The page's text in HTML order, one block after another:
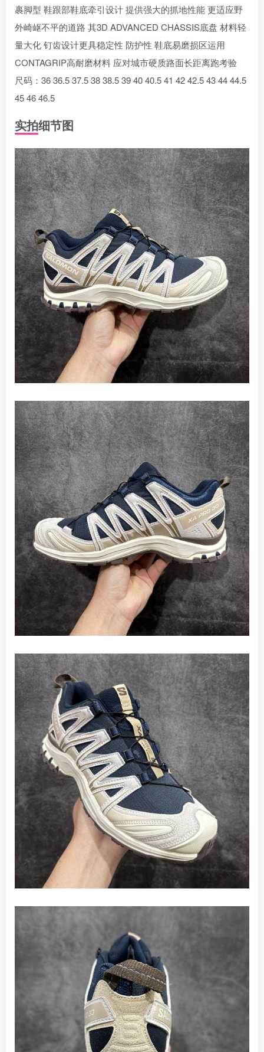
裹脚型 鞋跟部鞋底牵引设计 提供强大的抓地性能 更适应野
外崎岖不平的道路 其3D ADVANCED CHASSIS底盘 材料轻
量大化 钉齿设计更具稳定性 防护性 鞋底易磨损区运用
CONTAGRIP高耐磨材料 应对城市硬质路面长距离跑考验
尺码：36 36.5 37.5 38 38.5 39 40 40.5 41 42 42.5 43 44 44.5
45 46 46.5
实拍细节图